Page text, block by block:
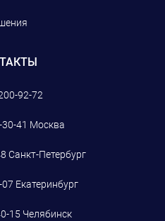
92-72
41 Москва
Санкт-Петербург
07 Екатеринбург
15 Челябинск